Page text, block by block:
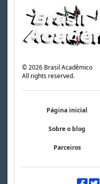
©2026 Brasil Acadêmico
All rights reserved.
Página inicial
Sobre o blog
Parceiros